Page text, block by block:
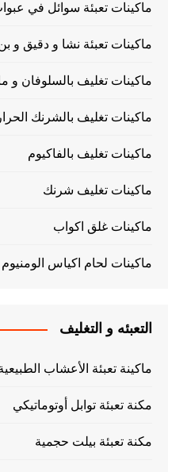
ماكينات تعبئة سوائل في
ماكينات تعبئة نشا و دقيق و
ماكينات تغليف بالسلوفان و
ماكينات تغليف بالشرنك
ماكينات تغليف بالفاكيوم
ماكينات تغليف شرنك
ماكينات غلق اكواب
ماكينات لحام اكياس الومنيوم
التعبئه و التغليف
ماكينة تعبئة الأعشاب
مكنة تعبئة توابل أوتوماتيكي
مكنة تعبئة بيلت حجمية